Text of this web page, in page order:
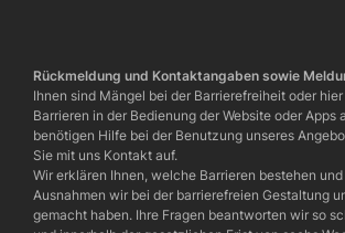
Rückmeldung und Kontaktangaben sowie
Ihnen sind Mängel bei der Barrierefreiheit oder
Barrieren in der Bedienung der Website oder Apps
benötigen Hilfe bei der Benutzung unseres
Sie mit uns Kontakt auf.
Wir erklären Ihnen, welche Barrieren bestehen
Ausnahmen wir bei der barrierefreien Gestaltung
gemacht haben. Ihre Fragen beantworten wir so